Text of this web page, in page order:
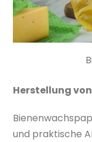
Herstellung
und praktische